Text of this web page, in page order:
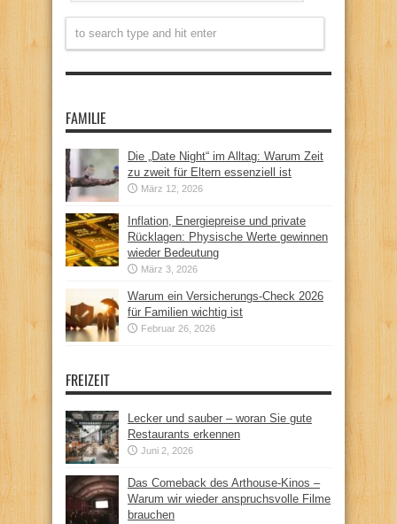
FAMILIE
Die „Date Night“ im Alltag: Warum Zeit
zu zweit für Eltern essenziell ist
März 12, 2026
Inflation, Energiepreise und private
Rücklagen: Physische Werte gewinnen
wieder Bedeutung
März 3, 2026
Warum ein Versicherungs-Check 2026
für Familien wichtig ist
Februar 26, 2026
FREIZEIT
Lecker und sauber – woran Sie gute
Restaurants erkennen
Juni 2, 2026
Das Comeback des Arthouse-Kinos –
Warum wir wieder anspruchsvolle Filme
brauchen